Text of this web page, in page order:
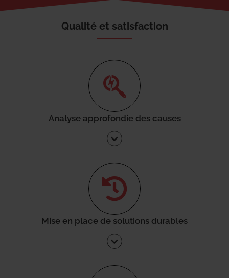
Qualité et satisfaction
Analyse approfondie des causes
Mise en place de solutions durables